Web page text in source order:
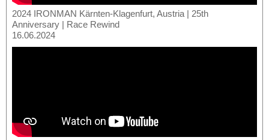
2024 IRONMAN Kärnten-Klagenfurt, Austria | 25th
Anniversary | Race Rewind
16.06.2024